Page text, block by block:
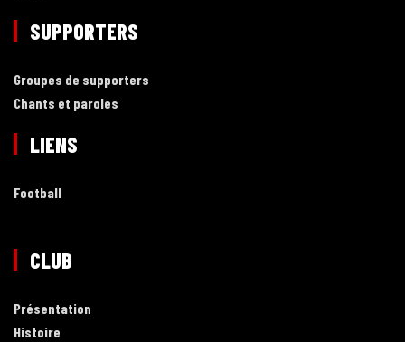
SUPPORTERS
Groupes de supporters
Chants et paroles
LIENS
Football
CLUB
Présentation
Histoire